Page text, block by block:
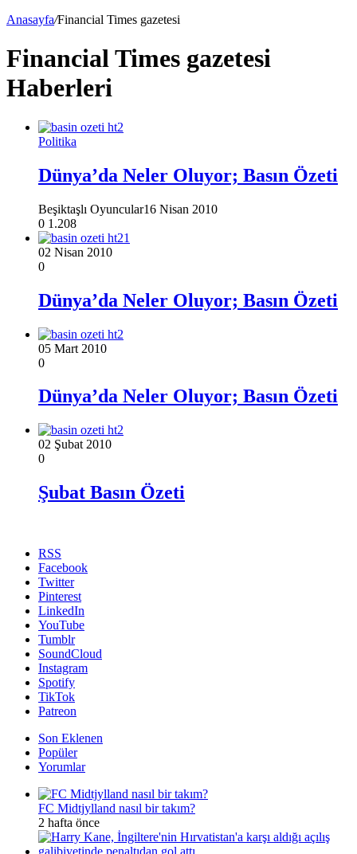
Anasayfa/Financial Times gazetesi
Financial Times gazetesi
Haberleri
Politika
Dünya’da Neler Oluyor; Basın Özeti
Beşiktaşlı Oyuncular16 Nisan 2010
0 1.208
02 Nisan 2010
0
Dünya’da Neler Oluyor; Basın Özeti
05 Mart 2010
0
Dünya’da Neler Oluyor; Basın Özeti
02 Şubat 2010
0
Şubat Basın Özeti
RSS
Facebook
Twitter
Pinterest
LinkedIn
YouTube
Tumblr
SoundCloud
Instagram
Spotify
TikTok
Patreon
Son Eklenen
Popüler
Yorumlar
FC Midtjylland nasıl bir takım?
2 hafta önce